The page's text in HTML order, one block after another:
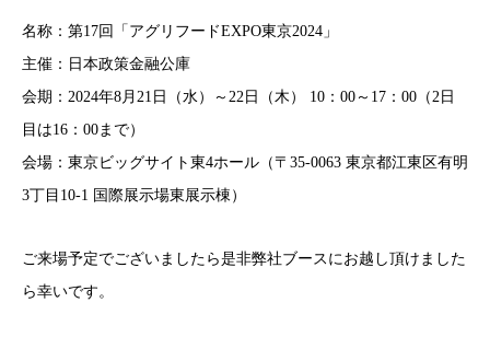
名称：第17回「アグリフードEXPO東京2024」
主催：日本政策金融公庫
会期：2024年8月21日（水）～22日（木） 10：00～17：00（2日
目は16：00まで）
会場：東京ビッグサイト東4ホール（〒35-0063 東京都江東区有明
3丁目10-1 国際展示場東展示棟）
ご来場予定でございましたら是非弊社ブースにお越し頂けました
ら幸いです。